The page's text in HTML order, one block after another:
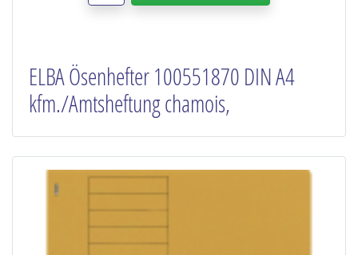
ELBA Ösenhefter 100551870 DIN A4
kfm./Amtsheftung chamois,